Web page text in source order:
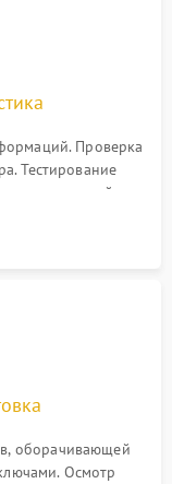
Проверка
Тестирование
отстройки
внутренних
оборачивающей
Осмотр